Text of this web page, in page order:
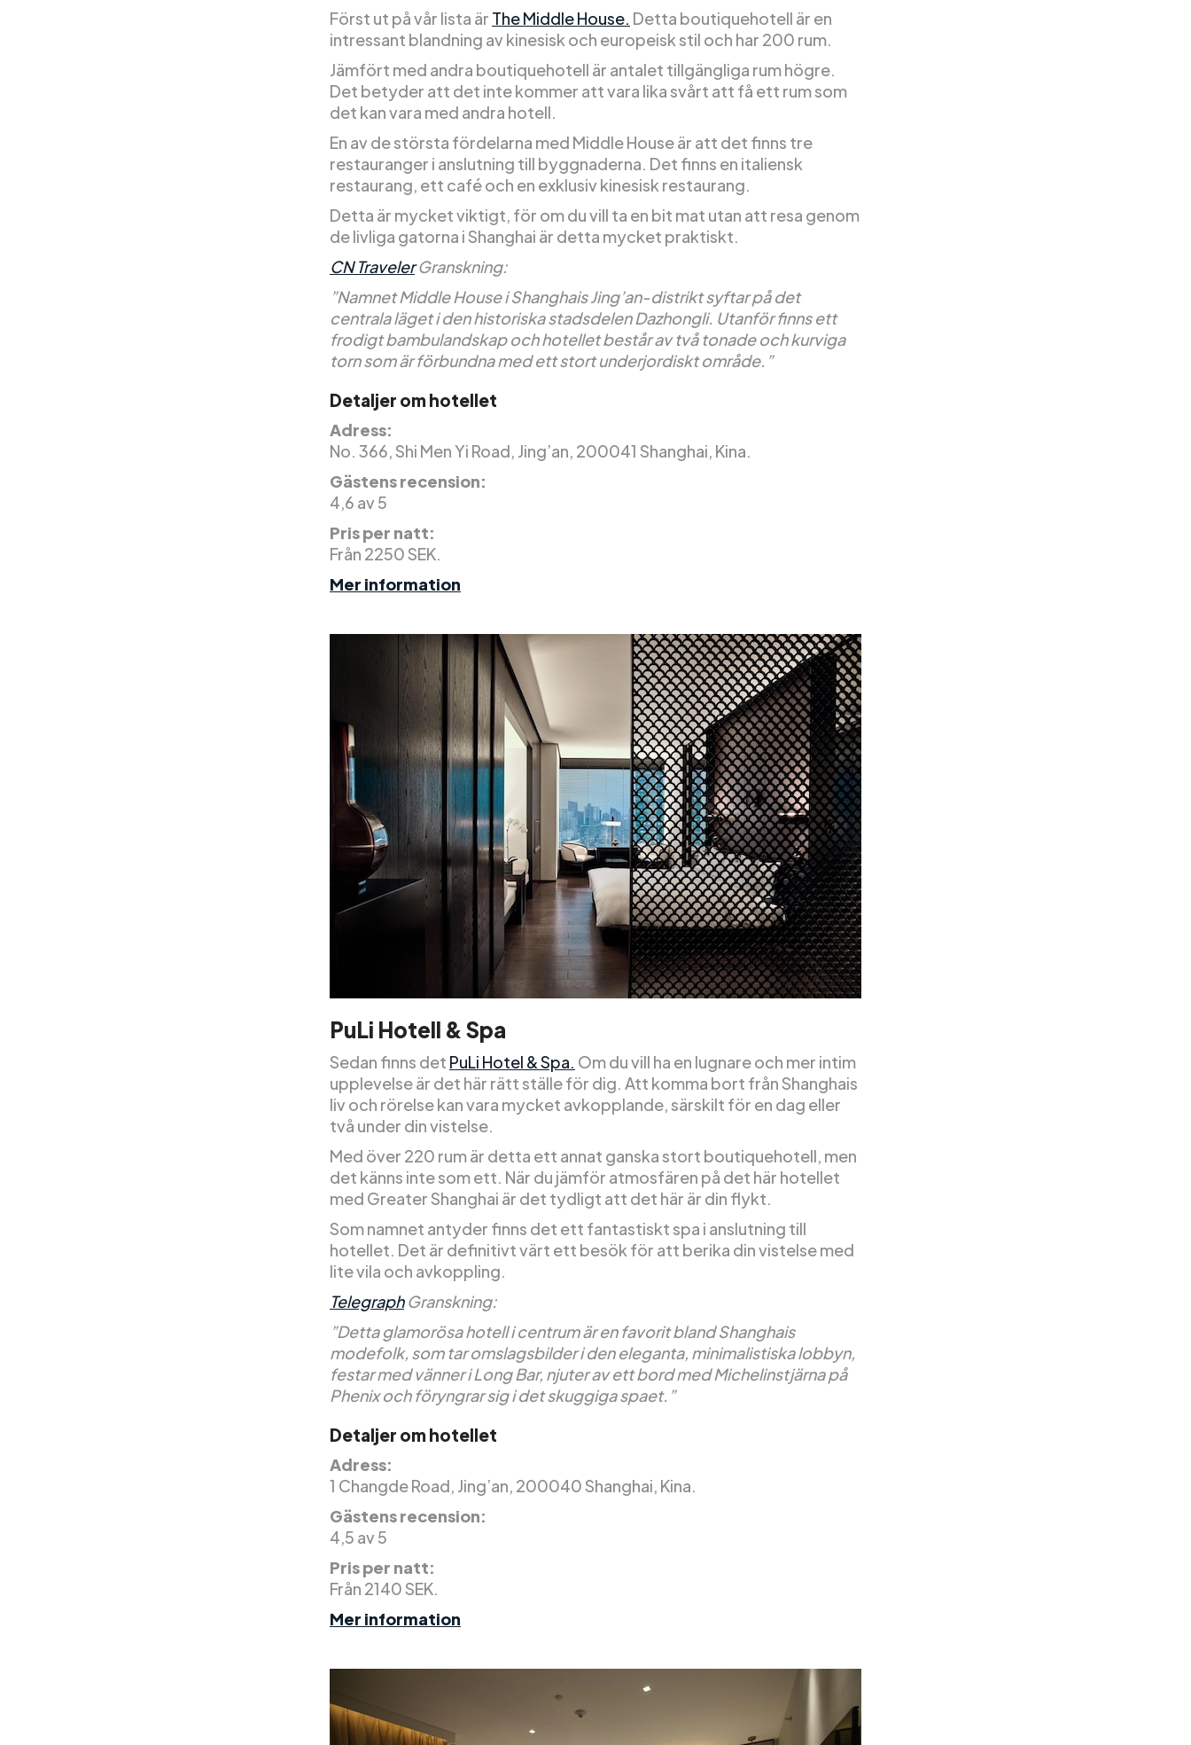
Först ut på vår lista är The Middle House. Detta boutiquehotell är en
intressant blandning av kinesisk och europeisk stil och har 200 rum.
Jämfört med andra boutiquehotell är antalet tillgängliga rum högre.
Det betyder att det inte kommer att vara lika svårt att få ett rum som
det kan vara med andra hotell.
En av de största fördelarna med Middle House är att det finns tre
restauranger i anslutning till byggnaderna. Det finns en italiensk
restaurang, ett café och en exklusiv kinesisk restaurang.
Detta är mycket viktigt, för om du vill ta en bit mat utan att resa genom
de livliga gatorna i Shanghai är detta mycket praktiskt.
CN TravelerGranskning:
”Namnet Middle House i Shanghais Jing’an-distrikt syftar på det
centrala läget i den historiska stadsdelen Dazhongli. Utanför finns ett
frodigt bambulandskap och hotellet består av två tonade och kurviga
torn som är förbundna med ett stort underjordiskt område.”
Detaljer om hotellet
Adress:
No. 366, Shi Men Yi Road, Jing’an, 200041 Shanghai, Kina.
Gästens recension:
4,6 av 5
Pris per natt:
Från 2250 SEK.
Mer information
PuLi Hotell & Spa
Sedan finns det PuLi Hotel & Spa. Om du vill ha en lugnare och mer intim
upplevelse är det här rätt ställe för dig. Att komma bort från Shanghais
liv och rörelse kan vara mycket avkopplande, särskilt för en dag eller
två under din vistelse.
Med över 220 rum är detta ett annat ganska stort boutiquehotell, men
det känns inte som ett. När du jämför atmosfären på det här hotellet
med Greater Shanghai är det tydligt att det här är din flykt.
Som namnet antyder finns det ett fantastiskt spa i anslutning till
hotellet. Det är definitivt värt ett besök för att berika din vistelse med
lite vila och avkoppling.
TelegraphGranskning:
”Detta glamorösa hotell i centrum är en favorit bland Shanghais
modefolk, som tar omslagsbilder i den eleganta, minimalistiska lobbyn,
festar med vänner i Long Bar, njuter av ett bord med Michelinstjärna på
Phenix och föryngrar sig i det skuggiga spaet.”
Detaljer om hotellet
Adress:
1 Changde Road, Jing’an, 200040 Shanghai, Kina.
Gästens recension:
4,5 av 5
Pris per natt:
Från 2140 SEK.
Mer information